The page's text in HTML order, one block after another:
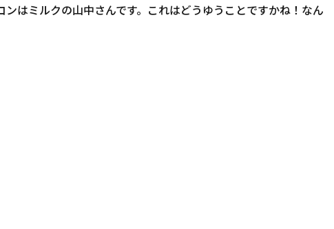
はミルクの山中さんです。これはどうゆうことですかね！なん